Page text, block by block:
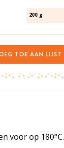
voor op 180°C.
200 g
TOE AAN LIJST